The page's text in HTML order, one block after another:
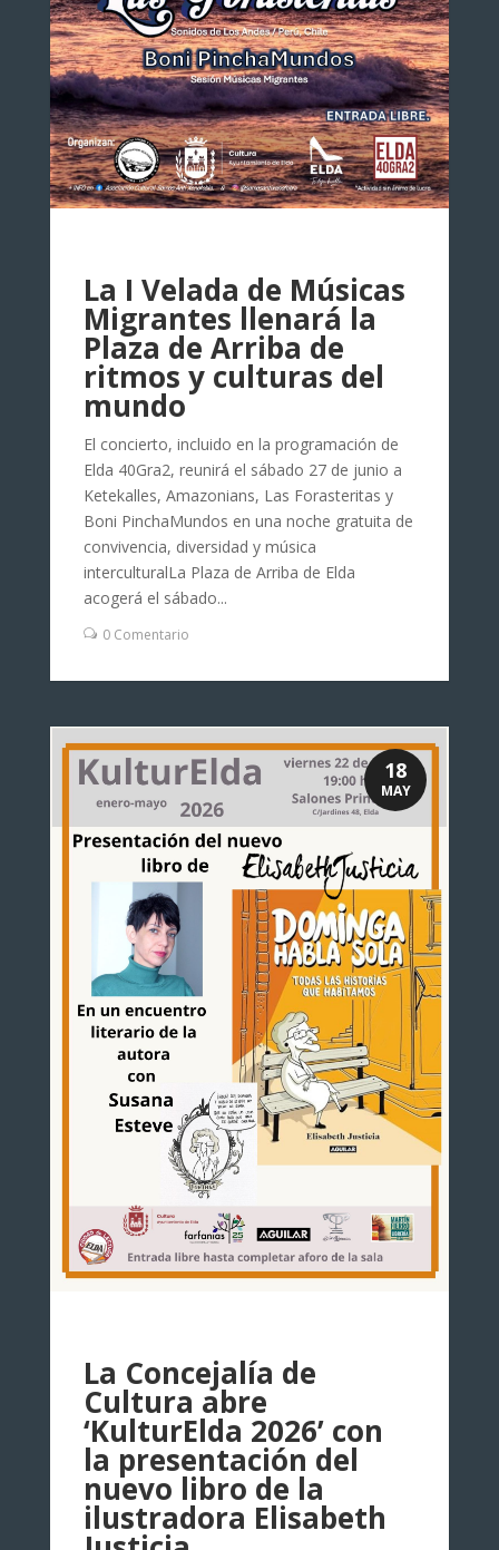
La I Velada de Músicas
Migrantes llenará la
Plaza de Arriba de
ritmos y culturas del
mundo
El concierto, incluido en la programación de
Elda 40Gra2, reunirá el sábado 27 de junio a
Ketekalles, Amazonians, Las Forasteritas y
Boni PinchaMundos en una noche gratuita de
convivencia, diversidad y música
interculturalLa Plaza de Arriba de Elda
acogerá el sábado...
0 Comentario
La Concejalía de
Cultura abre
‘KulturElda 2026’ con
la presentación del
nuevo libro de la
ilustradora Elisabeth
18
MAY